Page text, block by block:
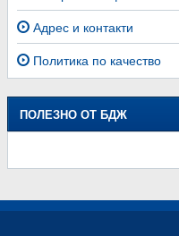
Адрес и контакти
Политика по качество
ПОЛЕЗНО ОТ БДЖ